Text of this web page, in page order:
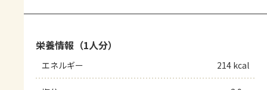
栄養情報（1人分）
エネルギー 214 kcal